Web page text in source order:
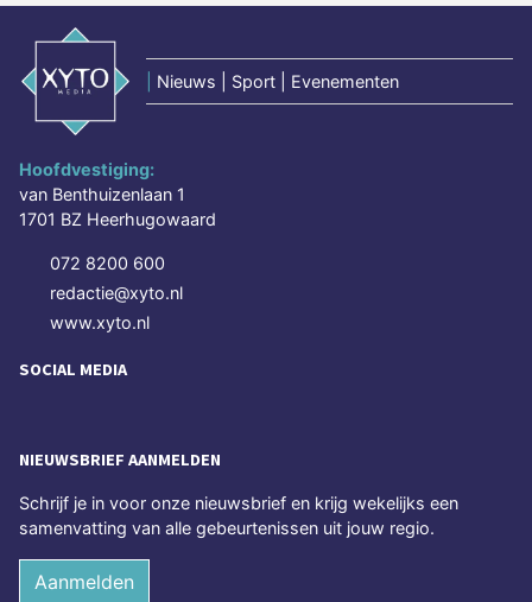
Nieuws | Sport | Evenementen
Hoofdvestiging:
van Benthuizenlaan 1
1701 BZ Heerhugowaard
072 8200 600
redactie@xyto.nl
www.xyto.nl
SOCIAL MEDIA
NIEUWSBRIEF AANMELDEN
Schrijf je in voor onze nieuwsbrief en krijg wekelijks een
samenvatting van alle gebeurtenissen uit jouw regio.
Aanmelden